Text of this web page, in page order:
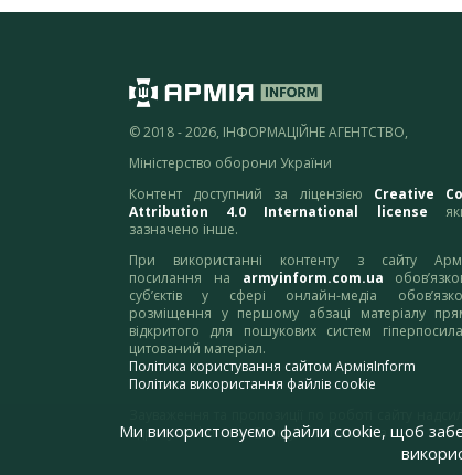
© 2018 - 2026, ІНФОРМАЦІЙНЕ АГЕНТСТВО,
Міністерство оборони України
Контент доступний за ліцензією Creative
Attribution 4.0 International license
зазначено інше.
При використанні контенту з сайту
посилання на armyinform.com.ua
суб’єктів у сфері онлайн-медіа
розміщення у першому абзаці матеріалу
відкритого для пошукових систем
цитований матеріал.
Політика користування сайтом АрміяInform
Політика використання файлів cookie
адресу:webmaster@armyinform.com.ua
Ми використовуємо файли cookie, щоб